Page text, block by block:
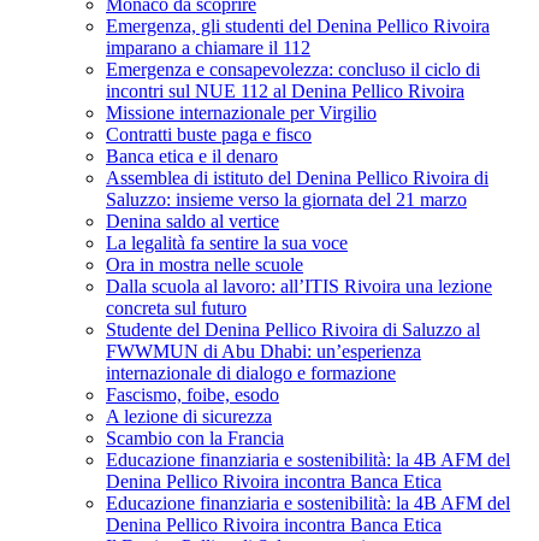
Monaco da scoprire
Emergenza, gli studenti del Denina Pellico Rivoira
imparano a chiamare il 112
Emergenza e consapevolezza: concluso il ciclo di
incontri sul NUE 112 al Denina Pellico Rivoira
Missione internazionale per Virgilio
Contratti buste paga e fisco
Banca etica e il denaro
Assemblea di istituto del Denina Pellico Rivoira di
Saluzzo: insieme verso la giornata del 21 marzo
Denina saldo al vertice
La legalità fa sentire la sua voce
Ora in mostra nelle scuole
Dalla scuola al lavoro: all’ITIS Rivoira una lezione
concreta sul futuro
Studente del Denina Pellico Rivoira di Saluzzo al
FWWMUN di Abu Dhabi: un’esperienza
internazionale di dialogo e formazione
Fascismo, foibe, esodo
A lezione di sicurezza
Scambio con la Francia
Educazione finanziaria e sostenibilità: la 4B AFM del
Denina Pellico Rivoira incontra Banca Etica
Educazione finanziaria e sostenibilità: la 4B AFM del
Denina Pellico Rivoira incontra Banca Etica